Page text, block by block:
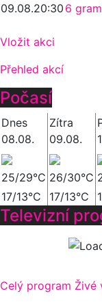
09.08.20:30 6
Vložit akci
Přehled akcí
Počasí
Dnes
08.08.
Zítra
09.08.
25/29°C 26/30°C
17/13°C
17/13°C
Televizní
Celý program Živé